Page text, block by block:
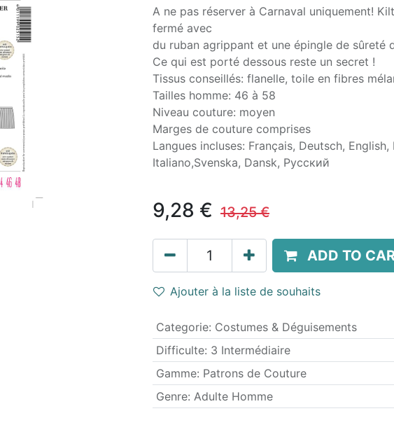
A ne pas réserver à Carnaval uniquement!
fermé avec
du ruban agrippant et une épingle de sûreté
Ce qui est porté dessous reste un secret !
Tissus conseillés: flanelle, toile en fibres
Tailles homme: 46 à 58
Niveau couture: moyen
Marges de couture comprises
Langues incluses: Français, Deutsch,
Italiano,Svenska, Dansk, Pусский
9,28 € 13,25€
ADD TO
Ajouter à la liste de souhaits
Categorie: Costumes & Déguisements
Difficulte: 3 Intermédiaire
Gamme: Patrons de Couture
Genre: Adulte Homme